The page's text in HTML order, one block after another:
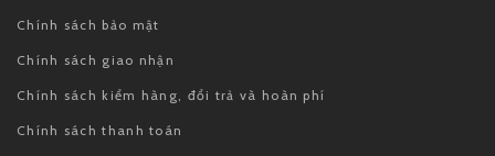
Chính sách bảo mật
Chính sách giao nhận
Chính sách kiểm hàng, đổi trả và hoàn phí
Chính sách thanh toán